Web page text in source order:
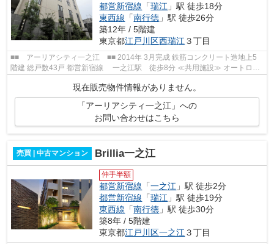
都営新宿線 「瑞江 」駅 徒歩18分
東西線 「南行徳 」駅 徒歩26分
築12年 / 5階建
東京都江戸川区西瑞江 ３丁目
■■ アーリアシティ一之江 ■■ 2014年 3月完成 鉄筋コンクリート造地上5
階建 総戸数43戸 都営新宿線 一之江駅 徒歩8分 ≪共用施設≫ オートロッ
ク 宅配ボックス モダンなデザイン...
現在販売物件情報がありません。
「アーリアシティ一之江」への
お問い合わせはこちら
売買 | 中古マンション Brillia一之江
仲手半額
都営新宿線 「一之江 」駅 徒歩2分
都営新宿線 「瑞江 」駅 徒歩19分
東西線 「南行徳 」駅 徒歩30分
築8年 / 5階建
東京都江戸川区一之江 ３丁目